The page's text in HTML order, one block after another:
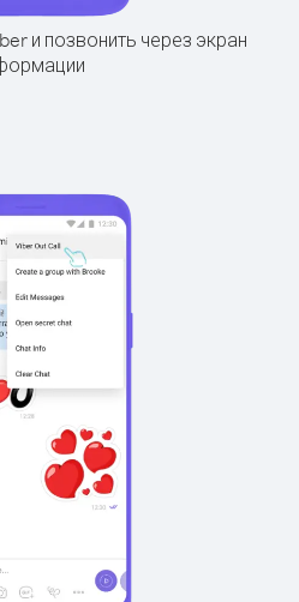
и позвонить через экран